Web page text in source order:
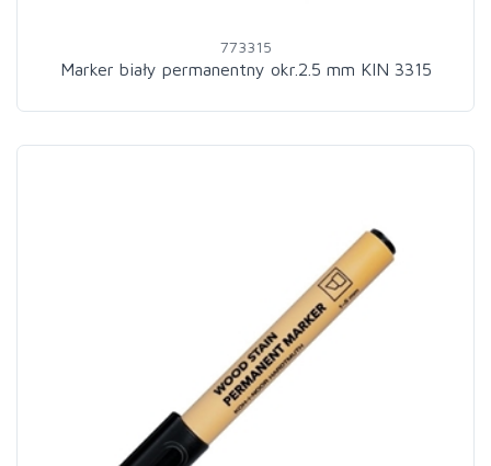
773315
Marker biały permanentny okr.2.5 mm KIN 3315